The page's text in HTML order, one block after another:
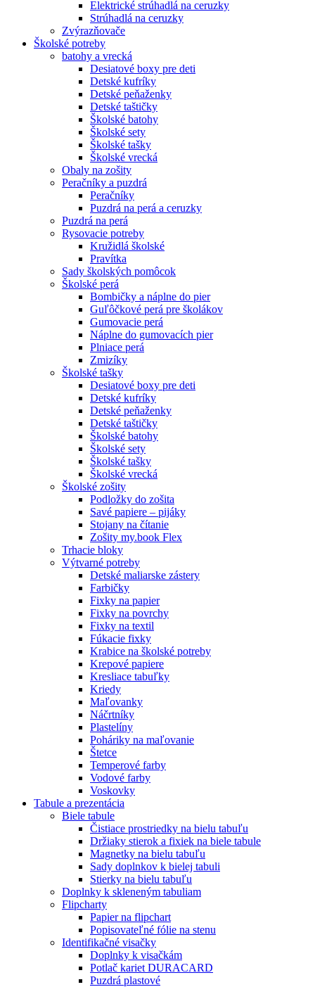
Elektrické strúhadlá na ceruzky
Strúhadlá na ceruzky
Zvýrazňovače
Školské potreby
batohy a vrecká
Desiatové boxy pre deti
Detské kufríky
Detské peňaženky
Detské taštičky
Školské batohy
Školské sety
Školské tašky
Školské vrecká
Obaly na zošity
Peračníky a puzdrá
Peračníky
Puzdrá na perá a ceruzky
Puzdrá na perá
Rysovacie potreby
Kružidlá školské
Pravítka
Sady školských pomôcok
Školské perá
Bombičky a náplne do pier
Guľôčkové perá pre školákov
Gumovacie perá
Náplne do gumovacích pier
Plniace perá
Zmizíky
Školské tašky
Desiatové boxy pre deti
Detské kufríky
Detské peňaženky
Detské taštičky
Školské batohy
Školské sety
Školské tašky
Školské vrecká
Školské zošity
Podložky do zošita
Savé papiere – pijáky
Stojany na čítanie
Zošity my.book Flex
Trhacie bloky
Výtvarné potreby
Detské maliarske zástery
Farbičky
Fixky na papier
Fixky na povrchy
Fixky na textil
Fúkacie fixky
Krabice na školské potreby
Krepové papiere
Kresliace tabuľky
Kriedy
Maľovanky
Náčrtníky
Plastelíny
Poháriky na maľovanie
Štetce
Temperové farby
Vodové farby
Voskovky
Tabule a prezentácia
Biele tabule
Čistiace prostriedky na bielu tabuľu
Držiaky stierok a fixiek na biele tabule
Magnetky na bielu tabuľu
Sady doplnkov k bielej tabuli
Stierky na bielu tabuľu
Doplnky k skleneným tabuliam
Flipcharty
Papier na flipchart
Popisovateľné fólie na stenu
Identifikačné visačky
Doplnky k visačkám
Potlač kariet DURACARD
Puzdrá plastové